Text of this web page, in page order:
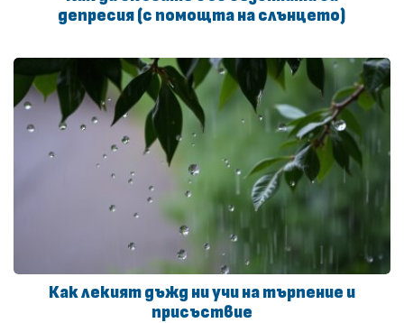
депресия (с помощта на слънцето)
Как лекият дъжд ни учи на търпение и
присъствие